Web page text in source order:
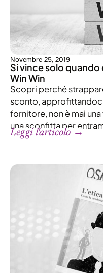
Novembre 25, 2019
Si vince solo quando
Win Win
Scopri perché
sconto,
fornitore, non è mai
una sconfitta per
Leggi l'articolo →